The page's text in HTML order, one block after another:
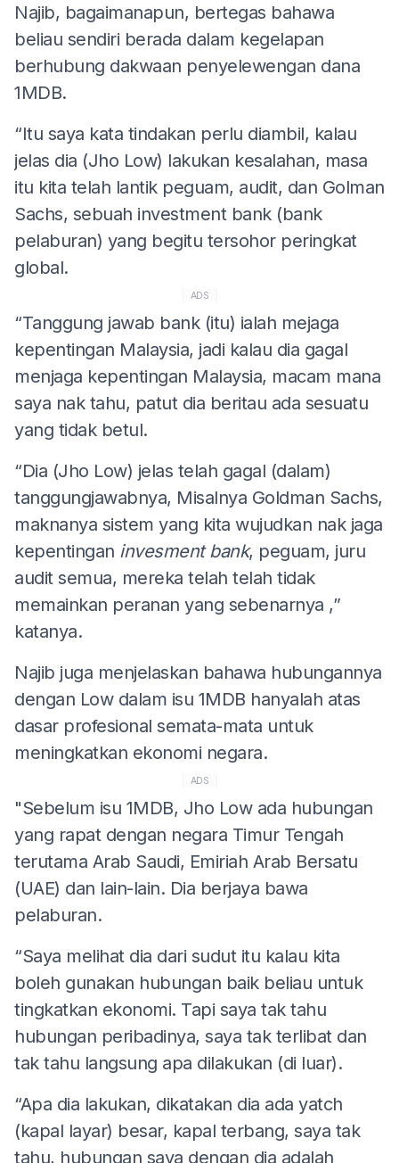
Najib, bagaimanapun, bertegas bahawa
beliau sendiri berada dalam kegelapan
berhubung dakwaan penyelewengan dana
1MDB.
“Itu saya kata tindakan perlu diambil, kalau
jelas dia (Jho Low) lakukan kesalahan, masa
itu kita telah lantik peguam, audit, dan Golman
Sachs, sebuah investment bank (bank
pelaburan) yang begitu tersohor peringkat
global.
ADS
“Tanggung jawab bank (itu) ialah mejaga
kepentingan Malaysia, jadi kalau dia gagal
menjaga kepentingan Malaysia, macam mana
saya nak tahu, patut dia beritau ada sesuatu
yang tidak betul.
“Dia (Jho Low) jelas telah gagal (dalam)
tanggungjawabnya, Misalnya Goldman Sachs,
maknanya sistem yang kita wujudkan nak jaga
kepentingan invesment bank, peguam, juru
audit semua, mereka telah telah tidak
memainkan peranan yang sebenarnya ,”
katanya.
Najib juga menjelaskan bahawa hubungannya
dengan Low dalam isu 1MDB hanyalah atas
dasar profesional semata-mata untuk
meningkatkan ekonomi negara.
ADS
"Sebelum isu 1MDB, Jho Low ada hubungan
yang rapat dengan negara Timur Tengah
terutama Arab Saudi, Emiriah Arab Bersatu
(UAE) dan lain-lain. Dia berjaya bawa
pelaburan.
“Saya melihat dia dari sudut itu kalau kita
boleh gunakan hubungan baik beliau untuk
tingkatkan ekonomi. Tapi saya tak tahu
hubungan peribadinya, saya tak terlibat dan
tak tahu langsung apa dilakukan (di luar).
“Apa dia lakukan, dikatakan dia ada yatch
(kapal layar) besar, kapal terbang, saya tak
tahu, hubungan saya dengan dia adalah